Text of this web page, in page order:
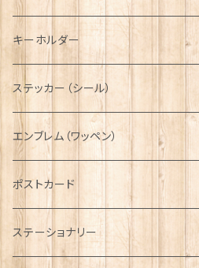
ディアストーカー
ニット帽
タータン【Glencroft】
ボタンラップマフラー【Aran Traditions】
スカーフ
ファッションマスク
その他のアクセサリー
ラブスプーン【PAUL CURTIS】
ティーコジー
その他テーブルウェア
乗り物
動物＆植物
国旗＆紋章
音楽＆楽器
運動＆人物
シンボル
ミリタリー
NAVY
AIRFORCE
ARMY
ピューター
キーホルダー
ステッカー（シール）
エンブレム（ワッペン）
ポストカード
ステーショナリー